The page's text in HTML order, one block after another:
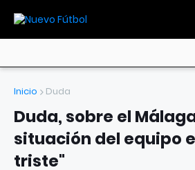
Inicio Duda
Duda, sobre el
situación del equipo
triste"